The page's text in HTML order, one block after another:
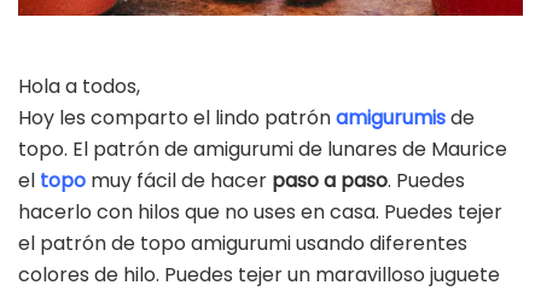
Hola a todos,
Hoy les comparto el lindo patrónamigurumisde
topo. El patrón de amigurumi de lunares de Maurice
el topo muy fácil de hacer paso a paso. Puedes
hacerlo con hilos que no uses en casa. Puedes tejer
el patrón de topo amigurumi usando diferentes
colores de hilo. Puedes tejer un maravilloso juguete